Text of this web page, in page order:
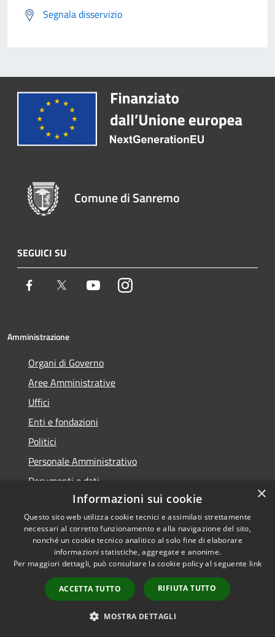
Segnala disservizio
Comune di Sanremo
SEGUICI SU
Facebook Twitter YoutubeInstagram
Amministrazione
Organi di Governo
Aree Amministrative
Uffici
Enti e fondazioni
Politici
Personale Amministrativo
Documenti e dati
Categorie di Servizio
Anagrafe e stato civile
Cultura e tempo libero
Vita lavorativa
Imprese e Commercio
×
Informazioni sui cookie
Questo sito web utilizza cookie tecnici e assimilati strettamente
necessari al corretto funzionamento e alla navigazione del sito,
nonché un cookie tecnico analitico al solo fine di elaborare
informazioni statistiche, aggregate e anonime.
Per maggiori dettagli, può consultare la cookie policy al seguente link
ACCETTA TUTTO RIFIUTA TUTTO
MOSTRA DETTAGLI